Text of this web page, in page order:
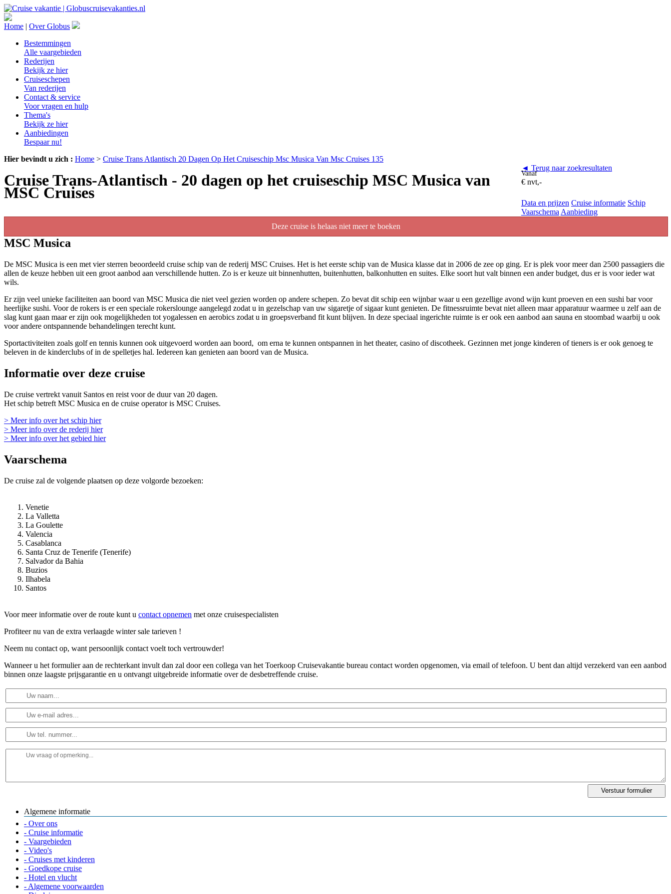
Home | Over Globus
Bestemmingen
Alle vaargebieden
Rederijen
Bekijk ze hier
Cruiseschepen
Van rederijen
Contact & service
Voor vragen en hulp
Thema's
Bekijk ze hier
Aanbiedingen
Bespaar nu!
Hier bevindt u zich : Home > Cruise Trans Atlantisch 20 Dagen Op Het Cruiseschip Msc Musica Van Msc Cruises 135
◄ Terug naar zoekresultaten
Cruise Trans-Atlantisch - 20 dagen op het cruiseschip MSC Musica van
MSC Cruises
Vanaf
€ nvt,-
Data en prijzen Cruise informatie Schip
Vaarschema Aanbieding
Deze cruise is helaas niet meer te boeken
MSC Musica
De MSC Musica is een met vier sterren beoordeeld cruise schip van de rederij MSC Cruises. Het is het eerste schip van de Musica klasse dat in 2006 de zee op ging. Er is plek voor meer dan 2500 passagiers die
allen de keuze hebben uit een groot aanbod aan verschillende hutten. Zo is er keuze uit binnenhutten, buitenhutten, balkonhutten en suites. Elke soort hut valt binnen een ander budget, dus er is voor ieder wat
wils.
Er zijn veel unieke faciliteiten aan boord van MSC Musica die niet veel gezien worden op andere schepen. Zo bevat dit schip een wijnbar waar u een gezellige avond wijn kunt proeven en een sushi bar voor
heerlijke sushi. Voor de rokers is er een speciale rokerslounge aangelegd zodat u in gezelschap van uw sigaretje of sigaar kunt genieten. De fitnessruimte bevat niet alleen maar apparatuur waarmee u zelf aan de
slag kunt gaan maar er zijn ook mogelijkheden tot yogalessen en aerobics zodat u in groepsverband fit kunt blijven. In deze speciaal ingerichte ruimte is er ook een aanbod aan sauna en stoombad waarbij u ook
voor andere ontspannende behandelingen terecht kunt.
Sportactiviteiten zoals golf en tennis kunnen ook uitgevoerd worden aan boord, om erna te kunnen ontspannen in het theater, casino of discotheek. Gezinnen met jonge kinderen of tieners is er ook genoeg te
beleven in de kinderclubs of in de spelletjes hal. Iedereen kan genieten aan boord van de Musica.
Informatie over deze cruise
De cruise vertrekt vanuit Santos en reist voor de duur van 20 dagen.
Het schip betreft MSC Musica en de cruise operator is MSC Cruises.
> Meer info over het schip hier
> Meer info over de rederij hier
> Meer info over het gebied hier
Vaarschema
De cruise zal de volgende plaatsen op deze volgorde bezoeken:
Venetie
La Valletta
La Goulette
Valencia
Casablanca
Santa Cruz de Tenerife (Tenerife)
Salvador da Bahia
Buzios
Ilhabela
Santos
Voor meer informatie over de route kunt u contact opnemen met onze cruisespecialisten
Profiteer nu van de extra verlaagde winter sale tarieven !
Neem nu contact op, want persoonlijk contact voelt toch vertrouwder!
Wanneer u het formulier aan de rechterkant invult dan zal door een collega van het Toerkoop Cruisevakantie bureau contact worden opgenomen, via email of telefoon. U bent dan altijd verzekerd van een aanbod
binnen onze laagste prijsgarantie en u ontvangt uitgebreide informatie over de desbetreffende cruise.
Algemene informatie
- Over ons
- Cruise informatie
- Vaargebieden
- Video's
- Cruises met kinderen
- Goedkope cruise
- Hotel en vlucht
- Algemene voorwaarden